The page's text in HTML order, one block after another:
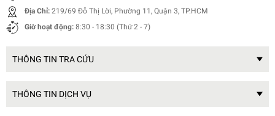
Địa Chỉ: 219/69 Đỗ Thị Lời, Phường 11, Quận 3, TP.HCM
Giờ hoạt động: 8:30 - 18:30 (Thứ 2 - 7)
THÔNG TIN TRA CỨU
THÔNG TIN DỊCH VỤ